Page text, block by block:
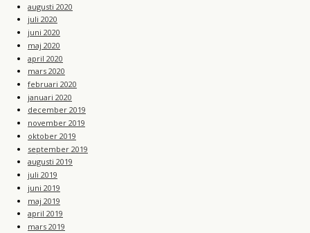
augusti 2020
juli 2020
juni 2020
maj 2020
april 2020
mars 2020
februari 2020
januari 2020
december 2019
november 2019
oktober 2019
september 2019
augusti 2019
juli 2019
juni 2019
maj 2019
april 2019
mars 2019